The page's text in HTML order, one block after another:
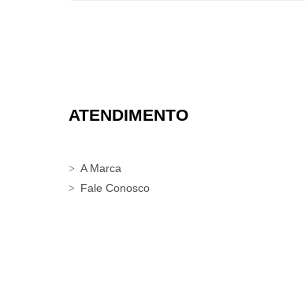
ATENDIMENTO
A Marca
Fale Conosco